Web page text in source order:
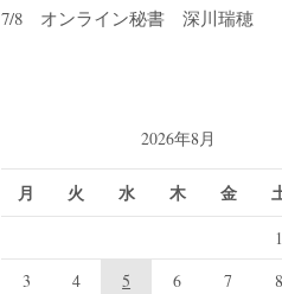
7/8 オンライン秘書 深川瑞穂
2026年8月
月 火 水 木 金
1
3
4 5 6 7 8